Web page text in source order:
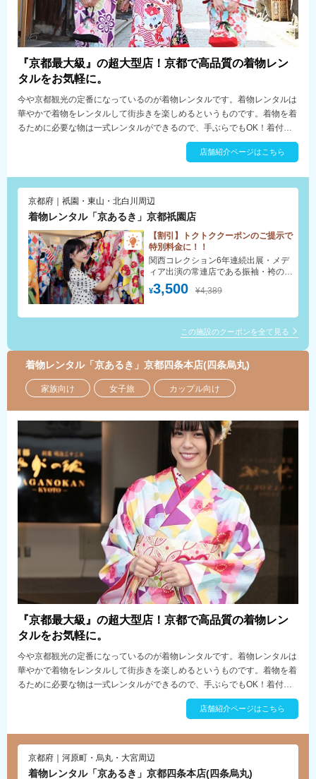
『京都最大級』の超大型店！京都で高品質の着物レン
タルをお気軽に。
今や京都観光の定番になっているのが着物レンタルです。着物レンタルは
華やかで着物をレンタルして街歩きを楽しめるというものです。着物を着
るために必要な物は一式レンタルができるので、手ぶらでもOK！着付け
プロが担当するので着慣れていない人や初めての人も安心です。本格的な
着物をお手頃な価格でレンタルできるので、お気に入りの着物で華やかに
店舗紹介ページはこちら
京都府｜祇園・東山・北白川周辺
着物レンタル「京あるき」京都祇園店
【割引】トクトククーポンのご提示で
特別料金に！！
¥3,500 ¥4,389
関西コレクション6年連続出展・メデ
ィア出演の常連店である振袖・袴の老
舗『京都さがの館』がプロデュースの
本格着物もレンタルできます！
この施設のクーポンを全て見る
着物レンタル「京あるき」京都四条本店(四条烏丸)
家族向け 女子旅 カップル向け
『京都最大級』の超大型店！京都で高品質の着物レン
タルをお気軽に。
今や京都観光の定番になっているのが着物レンタルです。着物レンタルは
華やかで着物をレンタルして街歩きを楽しめるというものです。着物を着
るために必要な物は一式レンタルができるので、手ぶらでもOK！着付け
プロが担当するので着慣れていない人や初めての人も安心です。本格的な
着物をお手頃な価格でレンタルできるので、お気に入りの着物で華やかに
店舗紹介ページはこちら
京都府｜河原町・烏丸・大宮周辺
着物レンタル「京あるき」京都四条本店(四条烏丸)